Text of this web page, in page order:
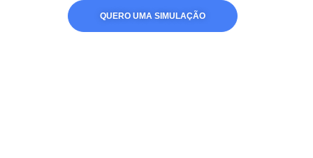
QUERO UMA SIMULAÇÃO